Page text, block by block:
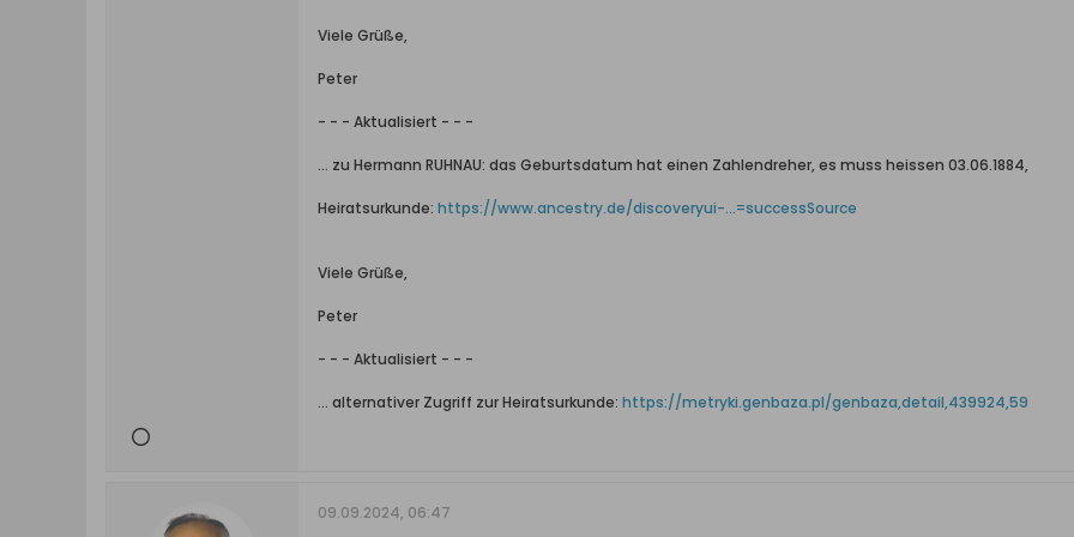
Viele Grüße,
Peter
- - - Aktualisiert - - -
... zu Hermann RUHNAU: das Geburtsdatum hat einen Zahlendreher, es muss heissen 03.06.1884,
Heiratsurkunde: https://www.ancestry.de/discoveryui-...=successSource
Viele Grüße,
Peter
- - - Aktualisiert - - -
... alternativer Zugriff zur Heiratsurkunde: https://metryki.genbaza.pl/genbaza,detail,439924,59
09.09.2024, 06:47